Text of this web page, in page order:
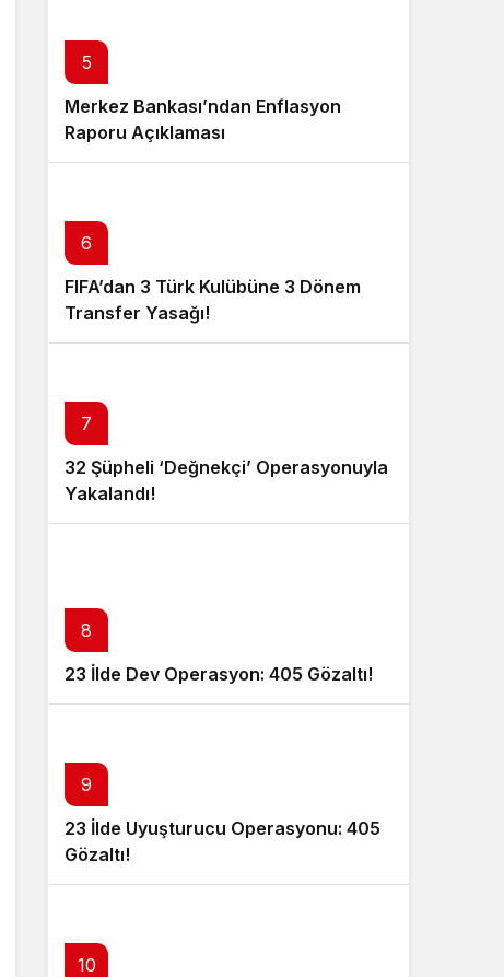
5
Merkez Bankası’ndan Enflasyon
Raporu Açıklaması
6
FIFA’dan 3 Türk Kulübüne 3 Dönem
Transfer Yasağı!
7
32 Şüpheli ‘Değnekçi’ Operasyonuyla
Yakalandı!
8
23 İlde Dev Operasyon: 405 Gözaltı!
9
23 İlde Uyuşturucu Operasyonu: 405
Gözaltı!
10